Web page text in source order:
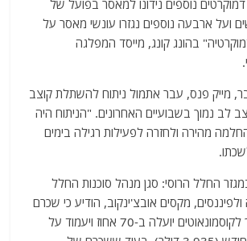
נוספים נידונו למאסר בפועל של
עד 18 חודשים ועל ארבעה נוספים נגזרו עונשי מאסר על
בהונג קונג, מייסד המפלגה
מייק פנס, עבר אתמול ניתוח להשתלת קוצב
לב נמוך בשבועיים האחרונים. "הניתוח היה
מהירה ולחזרה לפעילות רגילה בימים
החלל הרוסי: סגן מנהל סוכנות החלל
מקסים אובצ'ינקוב, הודיע כי שכרם
של המיועדים להפוך לקוסמונאוטים יועלה ב-70 אחוז ויעמוד על